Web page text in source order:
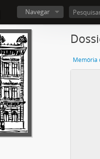
Navegar
Memória